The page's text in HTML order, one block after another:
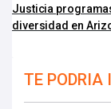
Justicia
diversidad en
TE PODRIA